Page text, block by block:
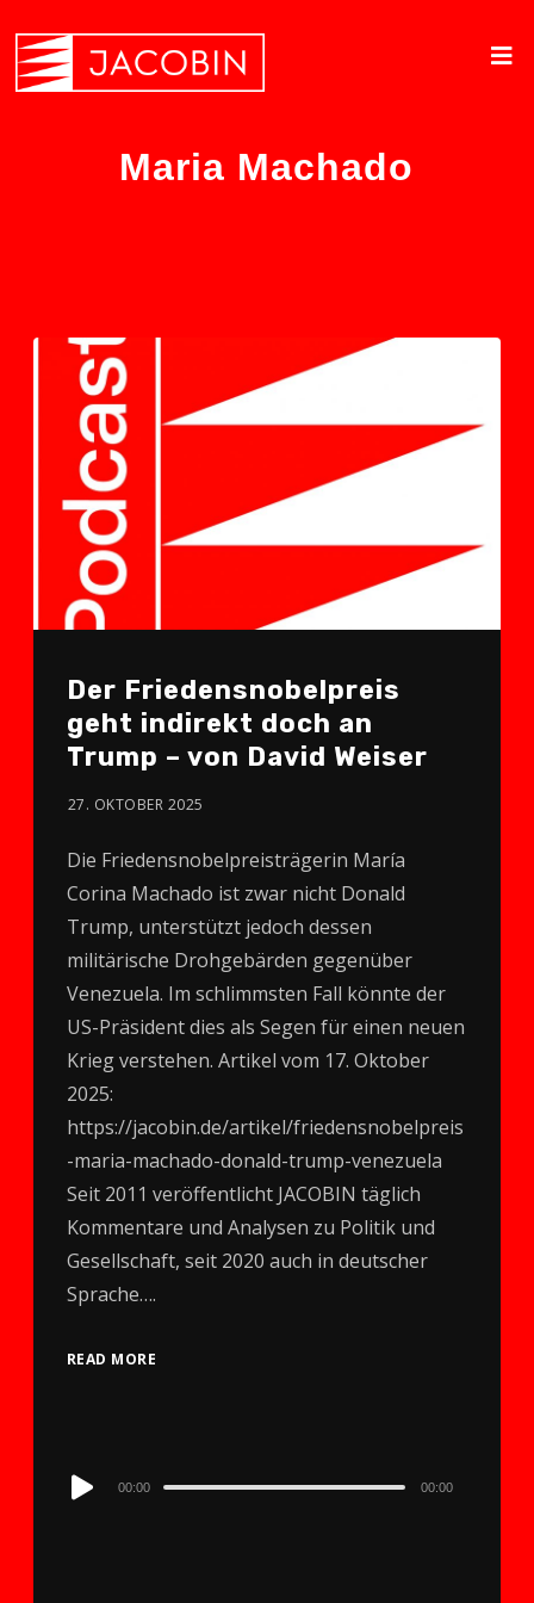
Maria Machado
Der Friedens­nobelpreis
geht indirekt doch an
Trump – von David Weiser
27. OKTOBER 2025
Die Friedensnobelpreisträgerin María
Corina Machado ist zwar nicht Donald
Trump, unterstützt jedoch dessen
militärische Drohgebärden gegenüber
Venezuela. Im schlimmsten Fall könnte der
US-Präsident dies als Segen für einen neuen
Krieg verstehen. Artikel vom 17. Oktober
2025:
https://jacobin.de/artikel/friedensnobelpreis
-maria-machado-donald-trump-venezuela
Seit 2011 veröffentlicht JACOBIN täglich
Kommentare und Analysen zu Politik und
Gesellschaft, seit 2020 auch in deutscher
Sprache….
READ MORE
Audio
00:00 00:00